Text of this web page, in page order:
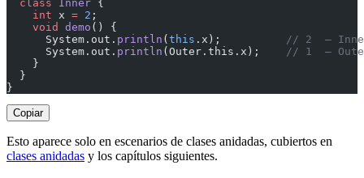
  class
Inner {
    int
x = 2 ;
    void
demo () {
      System.out.
println (this .x);
// 2  —
      System.out.
println (Outer.this.x);
// 1  —
    }
  }
}
Copiar
Esto aparece solo en escenarios de clases anidadas, cubiertos en
clases anidadas y los capítulos siguientes.